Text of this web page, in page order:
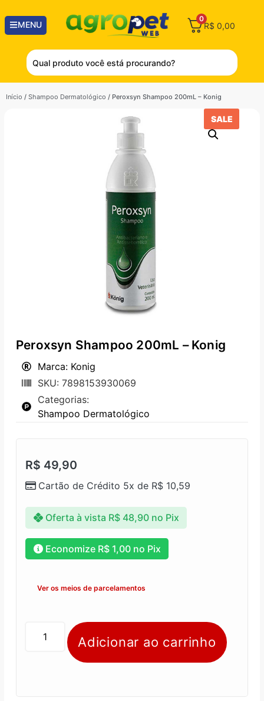
MENU
0
R$ 0,00
Início / Shampoo Dermatológico / Peroxsyn Shampoo 200mL – Konig
SALE
Peroxsyn Shampoo 200mL – Konig
Marca: Konig
SKU: 7898153930069
Categorias:
Shampoo Dermatológico
R$ 49,90
Cartão de Crédito 5x de R$ 10,59
Oferta à vista R$48,90 no Pix
Economize R$1,00no Pix
Ver os meios de parcelamentos
Adicionar ao carrinho